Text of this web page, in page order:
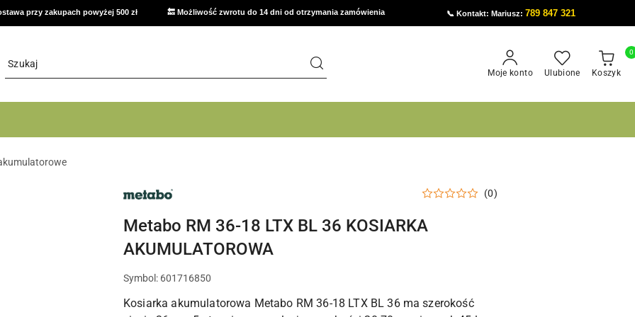
przy zakupach powyżej 500 zł 🔙 Możliwość zwrotu do 14 dni od otrzymania zamówienia 📞 Kontakt: Mariusz:789 847 321
Moje konto Ulubione Koszyk
0
NARZĘDZIA
METABO,
I
OSPRZĘT
WARSZTATU
(0)
Metabo RM 36-18 LTX BL 36 KOSIARKA
AKUMULATOROWA
Symbol: 601716850
Kosiarka akumulatorowa Metabo RM 36-18 LTX BL 36 ma szerokość